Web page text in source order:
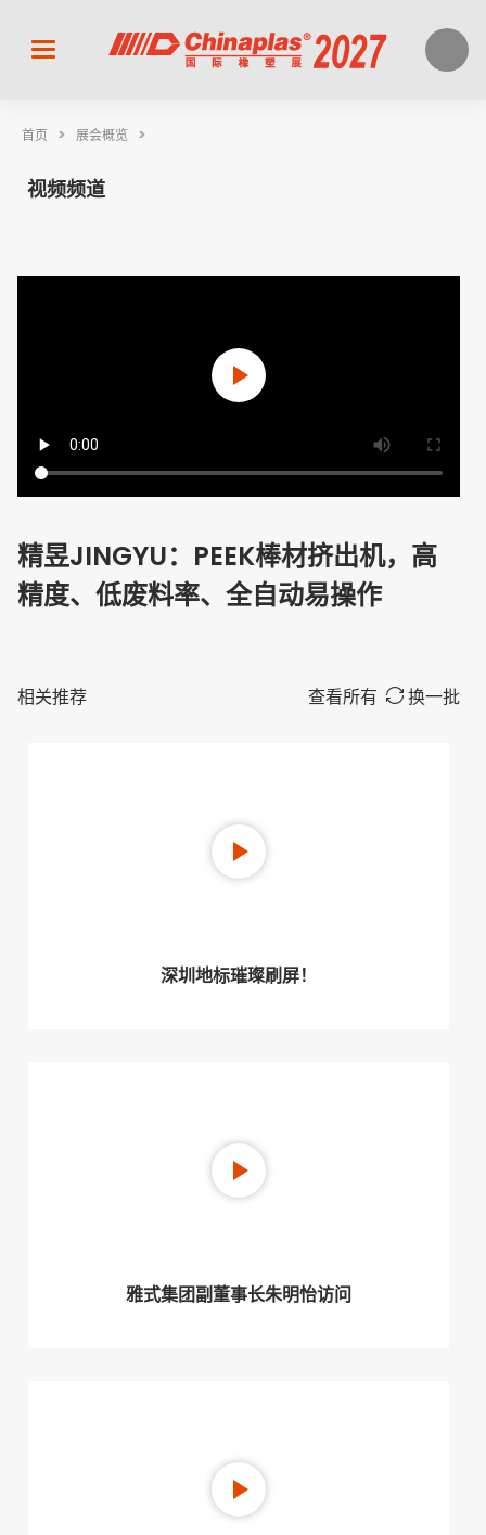
首页 > 展会概览 >
视频频道
精昱JINGYU：PEEK棒材挤出机，高
精度、低废料率、全自动易操作
相关推荐 查看所有 换一批
深圳地标璀璨刷屏！
雅式集团副董事长朱明怡访问